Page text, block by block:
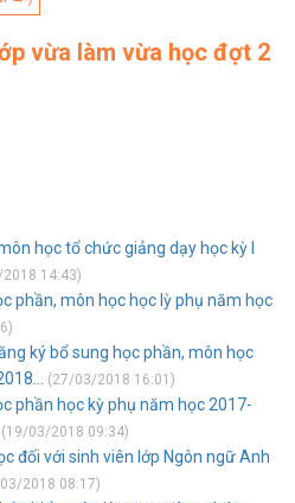
vừa làm vừa học đợt 2
học tổ chức giảng dạy học kỳ I
14:43)
phần, môn học học lỳ phụ năm học
ký bổ sung học phần, môn học
(27/03/2018 16:01)
phần học kỳ phụ năm học 2017-
(19/03/2018 09:34)
đối với sinh viên lớp Ngôn ngữ Anh
2018 08:17)